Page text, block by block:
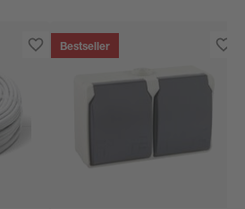
Bestseller